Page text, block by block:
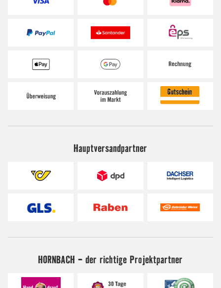
Hauptversandpartner
HORNBACH - der richtige Projektpartner